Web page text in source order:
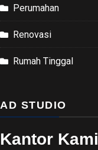
Perumahan
Renovasi
Rumah Tinggal
AD STUDIO
Kantor Kami